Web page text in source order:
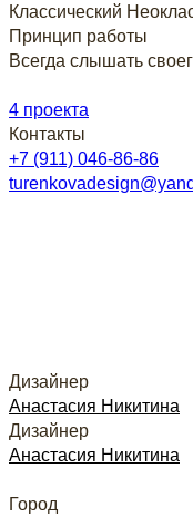
Классический
Принцип работы
Всегда слышать
4 проекта
Контакты
+7 (911) 046-86-86
Дизайнер
Анастасия Никитина
Дизайнер
Анастасия Никитина
Город